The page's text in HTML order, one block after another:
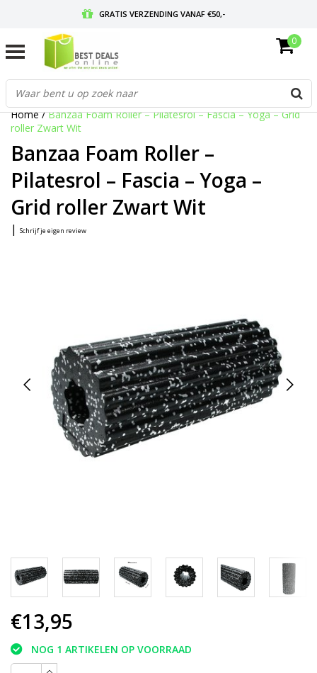
GRATIS VERZENDING VANAF €50,-
GRATIS RETOURNEREN EN 30 DAGEN BEDENKTIJD
0
Home/Banzaa Foam Roller – Pilatesrol – Fascia – Yoga – Grid
roller Zwart Wit
Banzaa Foam Roller –
Pilatesrol – Fascia – Yoga –
Grid roller Zwart Wit
| Schrijf je eigen review
€13,95
NOG 1 ARTIKELEN OP VOORRAAD